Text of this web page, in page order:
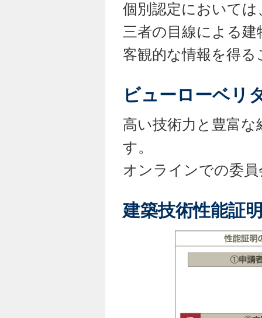
個別認定において
三者の目線による
客観的な情報を得
ビューローベリ
高い技術力と豊富
す。
オンラインでの委
建築技術性能証